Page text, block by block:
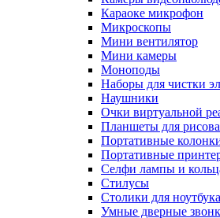
Караоке микрофон
Микроскопы
Мини вентилятор
Мини камеры
Моноподы
Наборы для чистки
Наушники
Очки виртуальной
Планшеты для
Портативные
Портативные
Селфи лампы и
Стилусы
Столики для ноутбука
Умные дверные